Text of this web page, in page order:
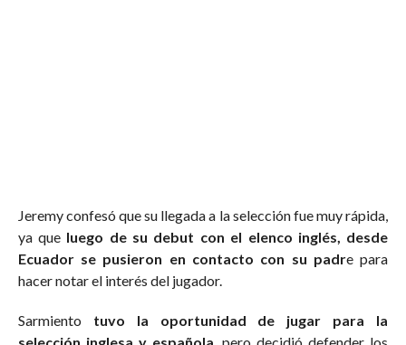
Jeremy confesó que su llegada a la selección fue muy rápida,
ya que luego de su debut con el elenco inglés, desde
Ecuador se pusieron en contacto con su padre para
hacer notar el interés del jugador.
Sarmiento tuvo la oportunidad de jugar para la